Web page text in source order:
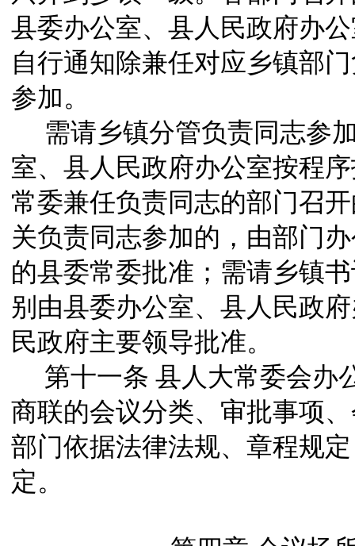
县委办公室、县人民政府办
自行通知除兼任对应乡镇部
参加。
需请乡镇分管负责同志参
室、县人民政府办公室按程
常委兼任负责同志的部门召
关负责同志参加的，由部门
的县委常委批准；需请乡镇
别由县委办公室、县人民政
民政府主要领导批准。
第十一条县人大常委会办
商联的会议分类、审批事项
部门依据法律法规、章程规
定。